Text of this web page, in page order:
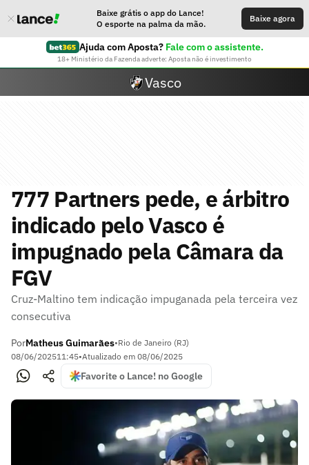
Baixe grátis o app do Lance!
O esporte na palma da mão.
Baixe agora
Ajuda com Aposta? Fale com o assistente.
18+ Ministério da Fazenda adverte: Aposta não é investimento
Vasco
777 Partners pede, e árbitro
indicado pelo Vasco é
impugnado pela Câmara da
FGV
Cruz-Maltino tem indicação impuganada pela terceira vez
consecutiva
PorMatheus Guimarães•Rio de Janeiro (RJ)
08/06/202511:45•Atualizado em 08/06/2025
Favorite o Lance! no Google